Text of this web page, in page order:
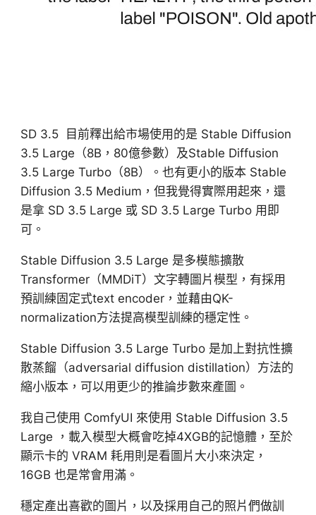
SD 3.5 目前釋出給市場使用的是 Stable Diffusion
3.5 Large（8B，80億參數）及Stable Diffusion
3.5 Large Turbo（8B）。也有更小的版本 Stable
Diffusion 3.5 Medium，但我覺得實際用起來，還
是拿 SD 3.5 Large 或 SD 3.5 Large Turbo 用即
可。
Stable Diffusion 3.5 Large 是多模態擴散
Transformer（MMDiT）文字轉圖片模型，有採用
預訓練固定式text encoder，並藉由QK-
normalization方法提高模型訓練的穩定性。
Stable Diffusion 3.5 Large Turbo 是加上對抗性擴
散蒸餾（adversarial diffusion distillation）方法的
縮小版本，可以用更少的推論步數來產圖。
我自己使用 ComfyUI 來使用 Stable Diffusion 3.5
Large ，載入模型大概會吃掉4XGB的記憶體，至於
顯示卡的 VRAM 耗用則是看圖片大小來決定，
16GB 也是常會用滿。
穩定產出喜歡的圖片，以及採用自己的照片們做訓